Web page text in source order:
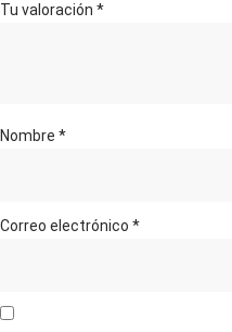
Tu valoración *
Nombre *
Correo electrónico *